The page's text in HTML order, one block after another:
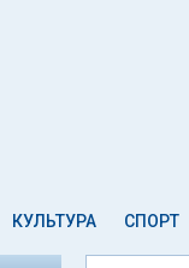
КУЛЬТУРА СПОРТ